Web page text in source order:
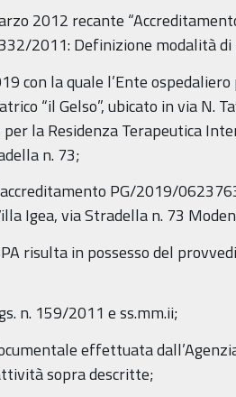
2012 recante
2011: Definizione modalità
con la quale l’Ente
“il Gelso”, ubicato in via N.
la Residenza Terapeutica
n. 73;
PG/2019/
Igea, via Stradella n. 73
risulta in possesso del
n. 159/2011 e ss.mm.ii;
effettuata
sopra descritte;